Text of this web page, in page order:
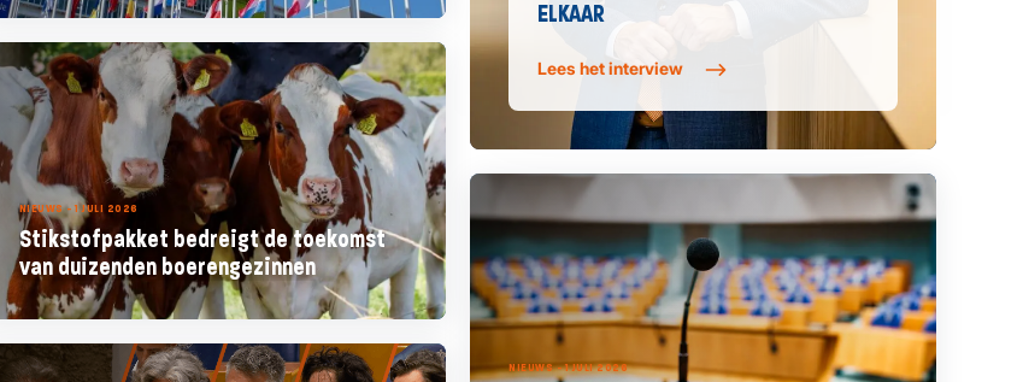
ELKAAR
Lees het interview
NIEUWS - 1 JULI 2026
Stikstofpakket bedreigt de toekomst
van duizenden boerengezinnen
NIEUWS - 1 JULI 2026